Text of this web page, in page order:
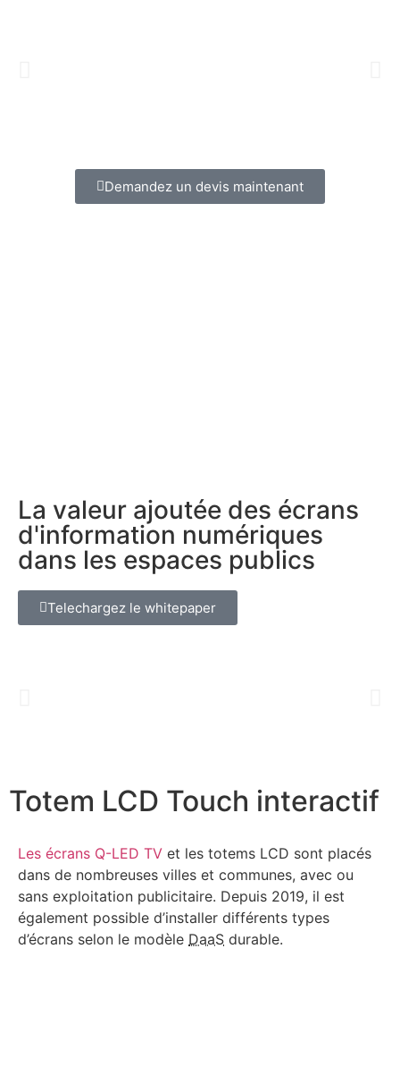
Demandez un devis maintenant
La valeur ajoutée des écrans
d'information numériques
dans les espaces publics
Telechargez le whitepaper
Totem LCD Touch interactif
Les écrans Q-LED TV et les totems LCD sont placés
dans de nombreuses villes et communes, avec ou
sans exploitation publicitaire. Depuis 2019, il est
également possible d’installer différents types
d’écrans selon le modèle DaaS durable.